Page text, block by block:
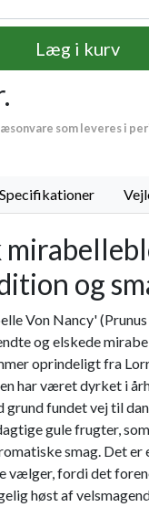
Læg i kurv
som leveres i
Specifikationer
og
Von Nancy'
og elskede
oprindeligt fra
har været dyrket i
grund fundet vej til
gule frugter,
smag. Det
vælger, fordi det
høst af